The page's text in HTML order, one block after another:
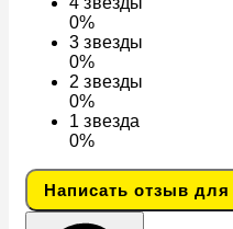
0%
3звезды
0%
2звезды
0%
1звезда
0%
Написать отзыв для